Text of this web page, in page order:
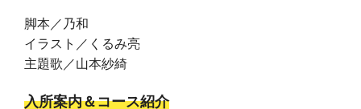
脚本／乃和
イラスト／くるみ亮
主題歌／山本紗綺
入所案内＆コース紹介